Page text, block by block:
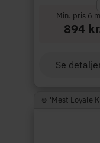
Min. pris 6
894
Se
☺︎ 'Mest Loyale